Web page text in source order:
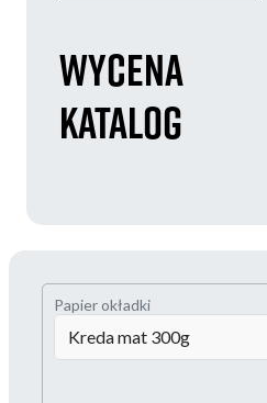
Wycena
Katalog
Papier okładki
Kreda mat 300g